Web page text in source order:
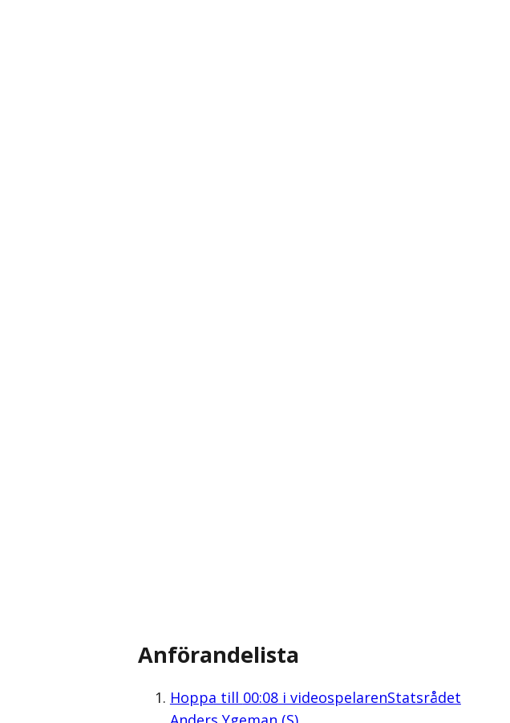
Anförandelista
Hoppa till 00:08i videospelarenStatsrådet